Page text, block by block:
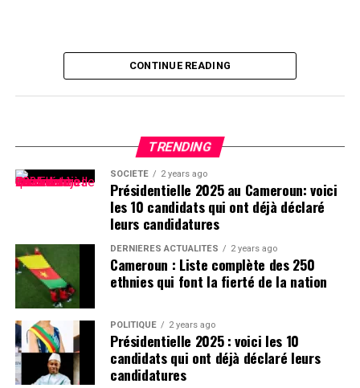
CONTINUE READING
TRENDING
SOCIÉTÉ 2 years ago
Présidentielle 2025 au Cameroun: voici
les 10 candidats qui ont déjà déclaré
leurs candidatures
DERNIÈRES ACTUALITÉS 2 years ago
Cameroun : Liste complète des 250
ethnies qui font la fierté de la nation
POLITIQUE 2 years ago
Présidentielle 2025 : voici les 10
candidats qui ont déjà déclaré leurs
candidatures